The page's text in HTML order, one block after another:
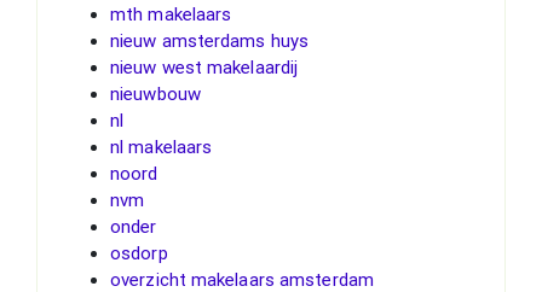
mth makelaars
nieuw amsterdams huys
nieuw west makelaardij
nieuwbouw
nl
nl makelaars
noord
nvm
onder
osdorp
overzicht makelaars amsterdam